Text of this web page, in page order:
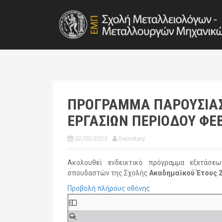
ΠΡΟΓΡΑΜΜΑ
ΕΡΓΑΣΙΩΝ ΠΕΡΙΟΔΟΥ
02/03/2023 Secretary
Ακολουθεί ενδεικτικό πρόγραμμα
σπουδαστών της Σχολής Ακαδημαϊκού Έτους
Προβολή πλήρους οθόνης
S
k